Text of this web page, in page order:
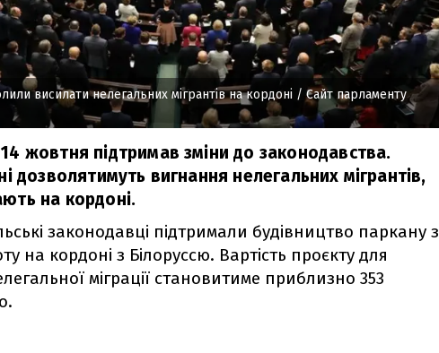
висилати нелегальних мігрантів на кордоні / Сайт парламенту
жовтня підтримав зміни до законодавства.
дозволятимуть вигнання нелегальних мігрантів,
на кордоні.
законодавці підтримали будівництво паркану з
на кордоні з Білоруссю. Вартість проєкту для
міграції становитиме приблизно 353